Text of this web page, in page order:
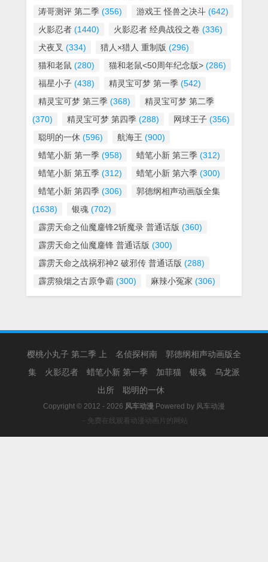
涛哥测评 第二季 (356) 游戏王 怪兽之决斗 (642)
火影忍者 (1440) 火影忍者 经典战役之卷 (336)
犬夜叉 (334) 猎人×猎人 重制版 (296)
猫和老鼠 (280) 猫和老鼠<50周年纪念版> (286)
福星小子 (438) 精灵宝可梦 第一季 (542)
精灵宝可梦 第三季 (368)
精灵宝可梦 第二季
(370)
精灵宝可梦 第四季 (288) 网球王子 (356)
聪明的一休 (596) 航海王 (900)
蜡笔小新 第一季 (958) 蜡笔小新 第三季 (312)
蜡笔小新 第五季 (312) 蜡笔小新 第六季 (300)
蜡笔小新 第四季 (306)
郭德纲相声动画版全集
(1638)
银魂 (702)
霹雳天命之仙魔鏖锋2斩魔录 普通话版 (360)
霹雳天命之仙魔鏖锋 普通话版 (300)
霹雳天命之战祸邪神2 破邪传 普通话版 (288)
霹雳狼烟之古原争霸 (300) 麻辣小冤家 (306)
樱桃小丸子 第二季 上 名侦探柯南
郭德纲相声动画版全
集
火影忍者 蜡笔小新 第一季 加菲猫 银魂
乌龙派
出所
聪明的一休
Copyright © 2012 - 2026 风车动漫 Powered by 风车动漫
－免费在线观看动漫动画片的网站